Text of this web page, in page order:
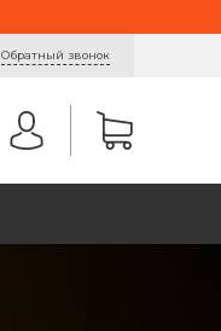
Обратный звонок